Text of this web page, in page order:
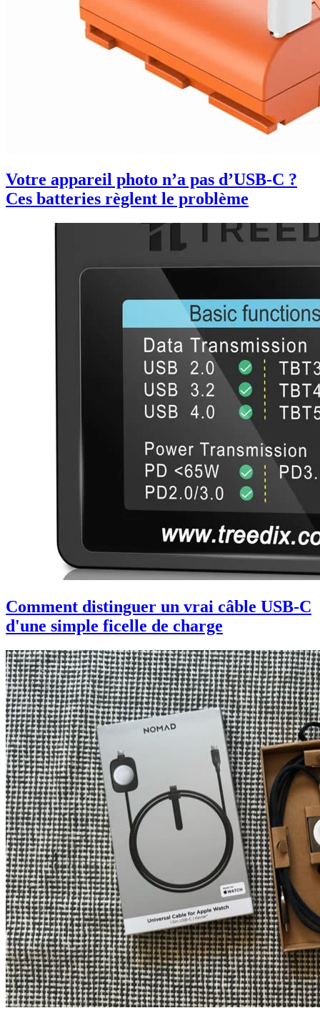
Votre appareil photo n’a pas d’USB-C ?
Ces batteries règlent le problème
Comment distinguer un vrai câble USB-C
d'une simple ficelle de charge